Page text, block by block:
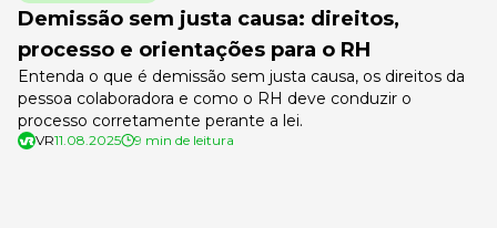
Demissão sem justa causa: direitos,
processo e orientações para o RH
Entenda o que é demissão sem justa causa, os direitos da
pessoa colaboradora e como o RH deve conduzir o
processo corretamente perante a lei.
VR11.08.2025 9 min de leitura